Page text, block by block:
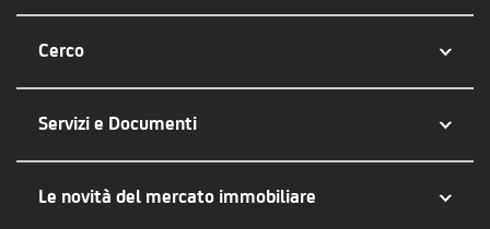
Cerco
Servizi e Documenti
Le novità del mercato immobiliare